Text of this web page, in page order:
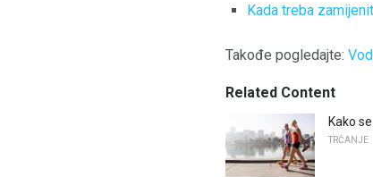
Kada treba
Takođe pogledajte:
Related Content
Kako
TRČANJE